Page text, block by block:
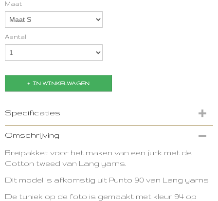
Maat
Aantal
IN WINKELWAGEN
Specificaties
Omschrijving
Breipakket voor het maken van een jurk met de
Cotton tweed van Lang yarns.
Dit model is afkomstig uit Punto 90 van Lang yarns
De tuniek op de foto is gemaakt met kleur 94 op